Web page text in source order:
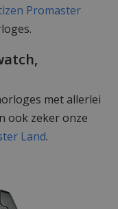
Promaster
met allerlei
ook zeker onze
Land.